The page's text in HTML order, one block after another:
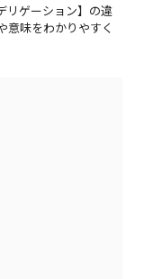
リゲーション】の違
意味をわかりやすく